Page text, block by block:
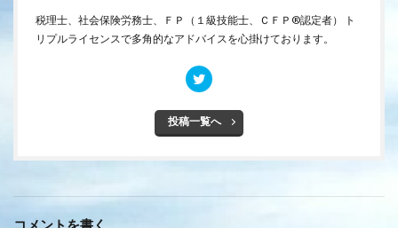
税理士、社会保険労務士、ＦＰ（１級技能士、ＣＦＰ®認定者） ト
リプルライセンスで多角的なアドバイスを心掛けております。
投稿一覧へ
コメントを書く